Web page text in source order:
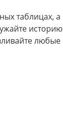
таблицах, а
историю
любые